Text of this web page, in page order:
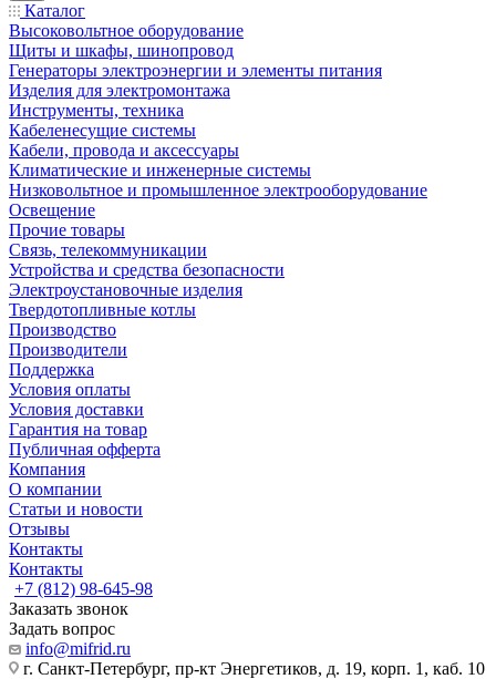
Каталог
Высоковольтное оборудование
Щиты и шкафы, шинопровод
Генераторы электроэнергии и элементы питания
Изделия для электромонтажа
Инструменты, техника
Кабеленесущие системы
Кабели, провода и аксессуары
Климатические и инженерные системы
Низковольтное и промышленное электрооборудование
Освещение
Прочие товары
Связь, телекоммуникации
Устройства и средства безопасности
Электроустановочные изделия
Твердотопливные котлы
Производство
Производители
Поддержка
Условия оплаты
Условия доставки
Гарантия на товар
Публичная офферта
Компания
О компании
Статьи и новости
Отзывы
Контакты
Контакты
+7 (812) 98-645-98
Заказать звонок
Задать вопрос
info@mifrid.ru
г. Санкт-Петербург, пр-кт Энергетиков, д. 19, корп. 1, каб. 10